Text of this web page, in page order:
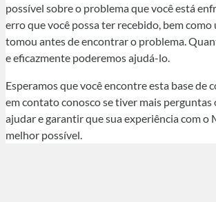
possível sobre o problema que você está
erro que você possa ter recebido, bem
tomou antes de encontrar o problema.
e eficazmente poderemos ajudá-lo.
Esperamos que você encontre esta base
em contato conosco se tiver mais
ajudar e garantir que sua experiência com
melhor possível.